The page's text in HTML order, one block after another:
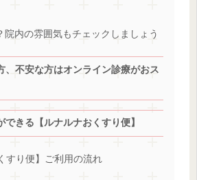
院内の雰囲気もチェックしましょう
、不安な方はオンライン診療がおス
できる【ルナルナおくすり便】
すり便】ご利用の流れ